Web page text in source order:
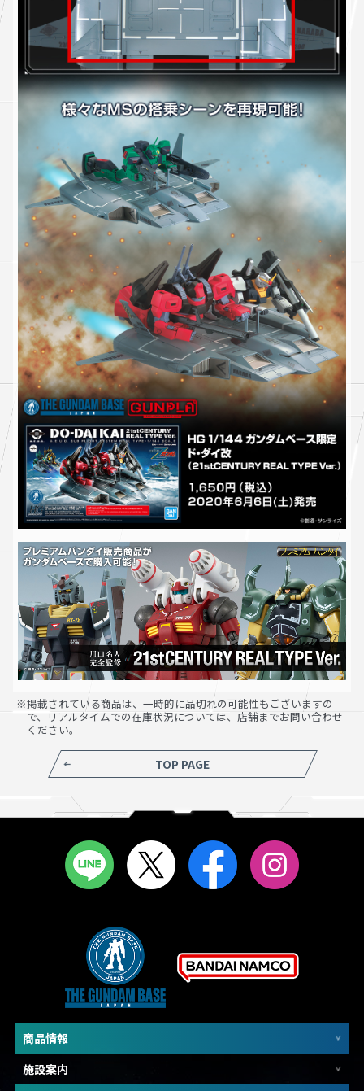
※掲載されている商品は、一時的に品切れの可能性もございますの
で、リアルタイムでの在庫状況については、店舗までお問い合わせ
ください。
TOP PAGE
商品情報
施設案内